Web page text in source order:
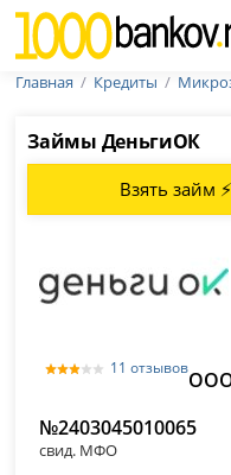
Главная Кредиты
Займы ДеньгиОК
Взять займ ⚡
11 отзывов
№2403045010065
свид. МФО